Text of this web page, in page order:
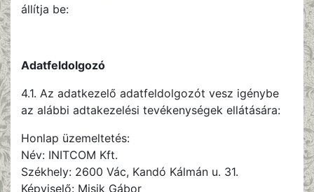
állítja be:
Adatfeldolgozó
4.1. Az adatkezelő adatfeldolgozót vesz igénybe
az alábbi adtakezelési tevékenységek ellátására:
Honlap üzemeltetés:
Név: INITCOM Kft.
Székhely: 2600 Vác, Kandó Kálmán u. 31.
Képviselő: Misik Gábor